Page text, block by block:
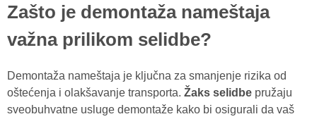
Zašto je demontaža nameštaja
važna prilikom selidbe?
Demontaža nameštaja je ključna za smanjenje rizika od
oštećenja i olakšavanje transporta. Žaks selidbe pružaju
sveobuhvatne usluge demontaže kako bi osigurali da vaš